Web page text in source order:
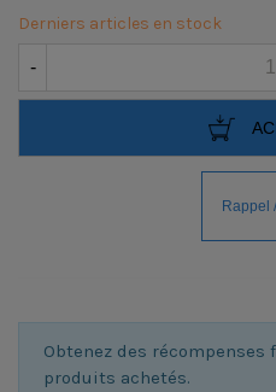
Derniers articles en stock
-
Obtenez des
produits achetés.